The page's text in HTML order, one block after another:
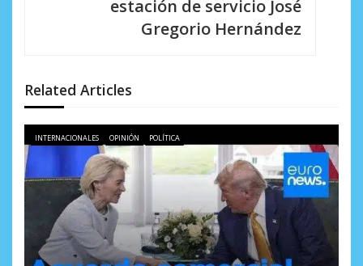
e
n
t
r
d
estación de servicio José
Gregorio Hernández
Related Articles
INTERNACIONALES OPINIÓN POLÍTICA